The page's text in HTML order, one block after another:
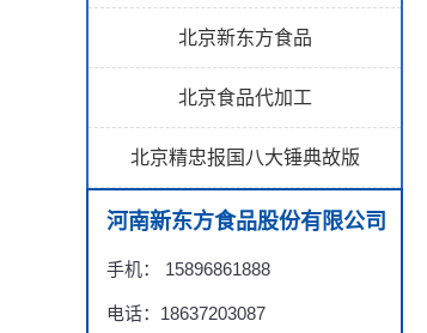
北京新东方食品
北京食品代加工
北京精忠报国八大锤典故版
河南新东方食品股份有限公司
手机： 15896861888
电话：18637203087